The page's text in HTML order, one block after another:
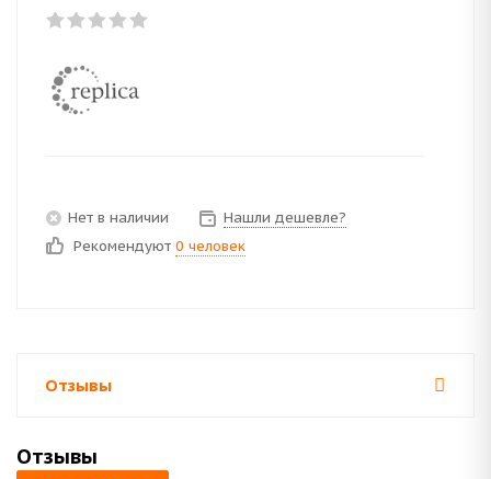
Нет в наличии
Нашли дешевле?
Рекомендуют 0 человек
Отзывы
Отзывы